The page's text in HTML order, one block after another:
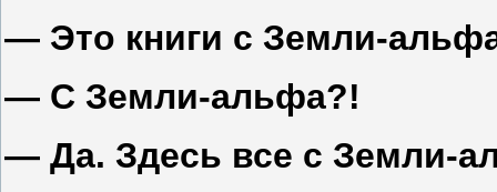
— Это книги с Земли-
— С Земли-альфа?!
— Да. Здесь все с Земли-